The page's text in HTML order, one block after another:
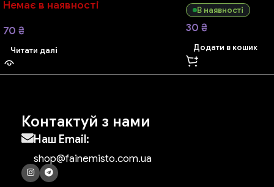
Немає в наявності
70 ₴
Читати далі
В наявності
30 ₴
Додати в кошик
Контактуй з нами
Наш Email:
shop@fainemisto.com.ua